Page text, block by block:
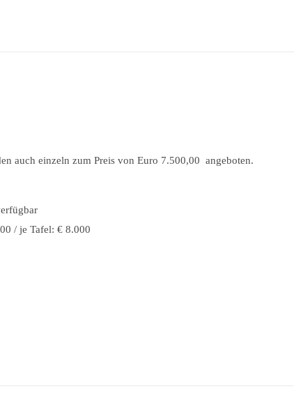
auch einzeln zum Preis von Euro 7.500,00 angeboten.
/ je Tafel: € 8.000